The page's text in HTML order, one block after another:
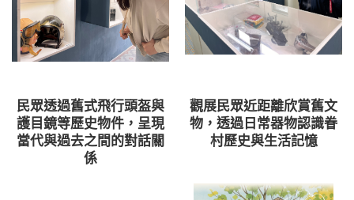
民眾透過舊式飛行頭盔與
護目鏡等歷史物件，呈現
當代與過去之間的對話關
係
觀展民眾近距離欣賞舊文
物，透過日常器物認識眷
村歷史與生活記憶